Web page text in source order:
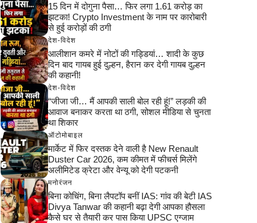
15 दिन में दोगुना पैसा… फिर लगा 1.61 करोड़ का
झटका! Crypto Investment के नाम पर कारोबारी
से हुई करोड़ों की ठगी
देश-विदेश
आलीशान कमरे में नोटों की गड्डियां… शादी के कुछ
दिन बाद गायब हुई दुल्हन, हैरान कर देगी गायब दुल्हन
की कहानी!
देश-विदेश
“जीजा जी… मैं आपकी साली बोल रही हूं!” लड़की की
आवाज बनाकर करता था ठगी, सोशल मीडिया से चुनता
था शिकार
ऑटोमोबाइल
मार्केट में फिर दस्तक देने वाली है New Renault
Duster Car 2026, कम कीमत में फीचर्स मिलेंगे
अलीमिटेड क्रेटा और वेन्यू को देगी पटकनी
मनोरंजन
बिना कोचिंग, बिना लैपटॉप बनीं IAS: गांव की बेटी IAS
Divya Tanwar की कहानी बढ़ा देगी आपका हौसला
कैसे घर से तैयारी कर पास किया UPSC एग्जाम